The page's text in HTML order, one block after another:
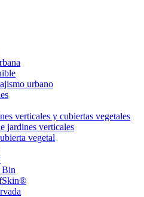
urbano
verticales y cubiertas vegetales
jardines verticales
vegetal
Bin